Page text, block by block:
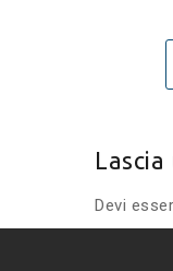
Devi